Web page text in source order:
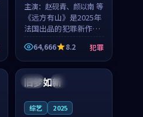
主演： 赵砚青、颜以南 等
《远方有山》是2025年
法国出品的犯罪新作，
主创团队希望用高校追
梦的故事让观众停下来
想一想。赵砚青领衔，
颜以南担任重要角色，
山田纯一的叙事节奏
64,666 8.2 犯罪
中国 高分
旧梦如新
综艺 2025